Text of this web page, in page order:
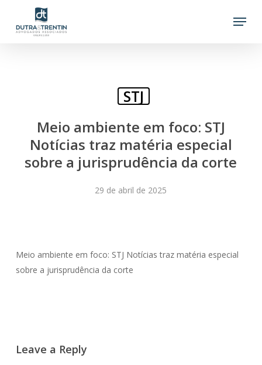
Menu
STJ
Meio ambiente em foco: STJ
Notícias traz matéria especial
sobre a jurisprudência da corte
29 de abril de 2025
Meio ambiente em foco: STJ Notícias traz matéria especial
sobre a jurisprudência da corte
Leave a Reply